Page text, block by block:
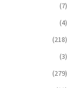
(7)
(4)
(218)
(3)
(279)